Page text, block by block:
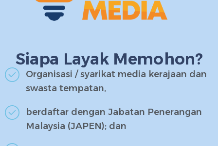
Siapa Layak Memohon?
Organisasi / syarikat media kerajaan dan
swasta tempatan,
berdaftar dengan Jabatan Penerangan
Malaysia (JAPEN); dan